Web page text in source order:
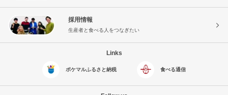
採用情報
生産者と食べる人をつなぎたい
Links
ポケマルふるさと納税 食べる通信